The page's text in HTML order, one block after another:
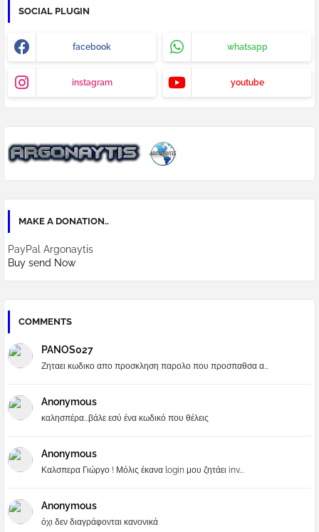
SOCIAL PLUGIN
facebook whatsapp
instagram youtube
MAKE A DONATION..
PayPal Argonaytis
Buy send Now
COMMENTS
PANOS027
Ζηταει κωδικο απο προσκληση παρολο που προσπαθσα α...
Anonymous
καλησπέρα...βάλε εσύ ένα κωδικό που θέλεις
Anonymous
Καλσπερα Γιώργο ! Μόλις έκανα login μου ζητάει inv...
Anonymous
όχι δεν διαγράφονται κανονικά